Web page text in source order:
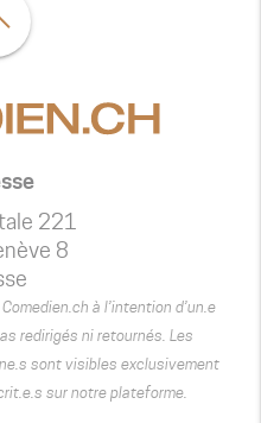
221
8
à l’intention d’un.e
redirigés ni retournés. Les
sont visibles exclusivement
sur notre plateforme.